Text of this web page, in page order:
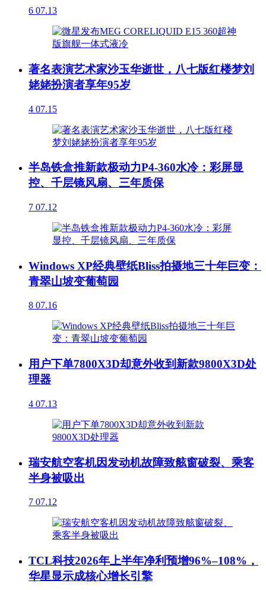
6 07.13
著名表演艺术家沙玉华逝世，八七版红楼梦刘
姥姥扮演者享年95岁
4 07.15
半岛铁盒推新款极动力P4-360水冷：彩屏显
控、千层镜风扇、三年质保
7 07.12
Windows XP经典壁纸Bliss拍摄地三十年巨变：
青翠山坡变葡萄园
8 07.16
用户下单7800X3D却意外收到新款9800X3D处
理器
4 07.13
瑞安航空客机因发动机故障致舷窗破裂、乘客
半身被吸出
7 07.12
TCL科技2026年上半年净利预增96%–108%，
华星显示成核心增长引擎